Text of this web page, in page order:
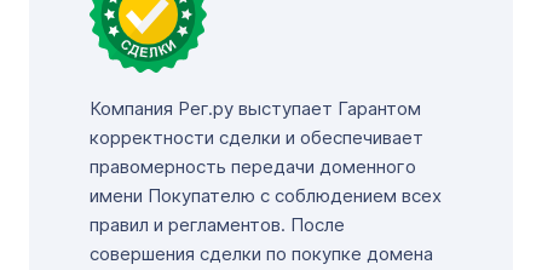
Компания Рег.ру выступает Гарантом
корректности сделки и обеспечивает
правомерность передачи доменного
имени Покупателю с соблюдением всех
правил и регламентов. После
совершения сделки по покупке домена